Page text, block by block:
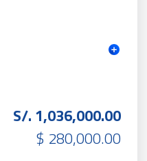
S/. 1,036,000.00
$ 280,000.00